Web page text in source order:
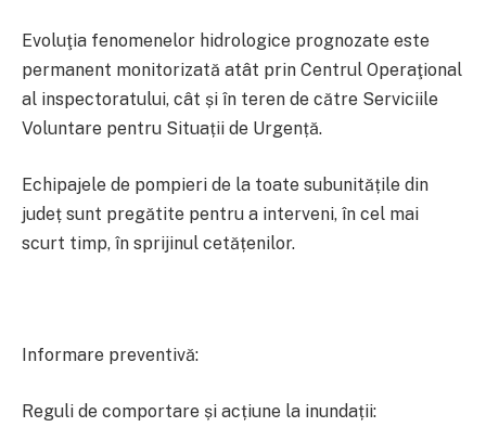
Evoluţia fenomenelor hidrologice prognozate este
permanent monitorizată atât prin Centrul Operaţional
al inspectoratului, cât și în teren de către Serviciile
Voluntare pentru Situații de Urgență.
Echipajele de pompieri de la toate subunitățile din
județ sunt pregătite pentru a interveni, în cel mai
scurt timp, în sprijinul cetățenilor.
Informare preventivă:
Reguli de comportare și acțiune la inundații: